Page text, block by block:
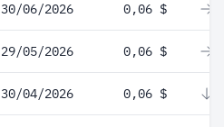
30/06/2026 0,06 $
29/05/2026 0,06 $
30/04/2026 0,06 $